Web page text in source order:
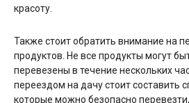
красоту.
Также стоит обратить внимание на
продуктов. Не все продукты могут
перевезены в течение нескольких
переездом на дачу стоит составить
которые можно безопасно